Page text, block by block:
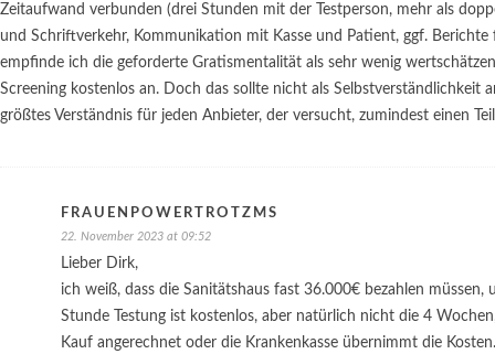
Zeitaufwand verbunden (drei Stunden mit der Testperson, mehr als
und Schriftverkehr, Kommunikation mit Kasse und Patient, ggf.
empfinde ich die geforderte Gratismentalität als sehr wenig
Screening kostenlos an. Doch das sollte nicht als Selbstverständlichkeit
größtes Verständnis für jeden Anbieter, der versucht, zumindest einen
FRAUENPOWERTROTZMS
22. November 2023 at 09:52
Lieber Dirk,
ich weiß, dass die Sanitätshaus fast 36.000€ bezahlen
Stunde Testung ist kostenlos, aber natürlich nicht die 4
Kauf angerechnet oder die Krankenkasse übernimmt die